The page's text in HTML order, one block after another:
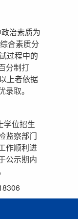
治素质为
合素质分
过程中的
分制打
上者依据
取。
学位招生
监察部门
作顺利进
公示期内